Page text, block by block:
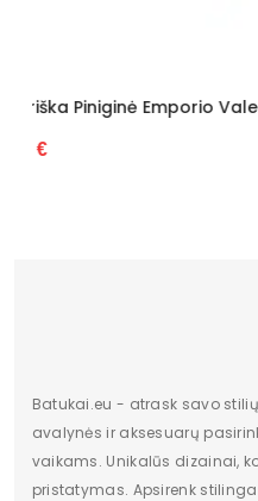
Batukai.eu - atrask savo
avalynės ir aksesuarų
vaikams. Unikalūs dizainai,
pristatymas. Apsirenk